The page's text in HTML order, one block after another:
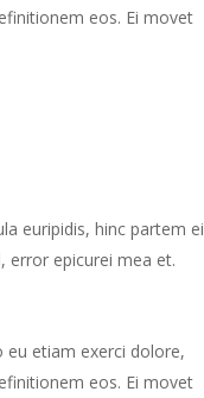
eos. Ei movet
euripidis, hinc partem ei
error epicurei mea et.
etiam exerci dolore,
eos. Ei movet